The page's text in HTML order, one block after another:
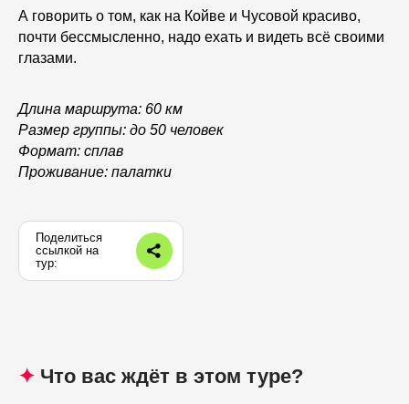
А говорить о том, как на Койве и Чусовой красиво,
почти бессмысленно, надо ехать и видеть всё своими
глазами.
Длина маршрута: 60 км
Размер группы: до 50 человек
Формат: сплав
Проживание: палатки
Поделиться
ссылкой на
тур:
✦ Что вас ждёт в этом туре?